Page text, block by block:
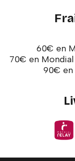
60€ en
70€ en Mondial
90€ en